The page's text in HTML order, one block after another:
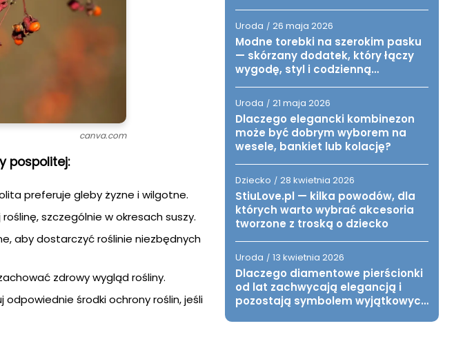
canva.com
pospolitej:
preferuje gleby żyzne i wilgotne.
szczególnie w okresach suszy.
aby dostarczyć roślinie niezbędnych
zdrowy wygląd rośliny.
środki ochrony roślin, jeśli
Uroda / 26 maja 2026
Modne torebki na szerokim pasku
— skórzany dodatek, który łączy
wygodę, styl i codzienną
Uroda / 21 maja 2026
Dlaczego elegancki kombinezon
może być dobrym wyborem na
wesele, bankiet lub kolację?
Dziecko / 28 kwietnia 2026
StiuLove.pl — kilka powodów, dla
których warto wybrać akcesoria
tworzone z troską o dziecko
Uroda / 13 kwietnia 2026
Dlaczego diamentowe pierścionki
od lat zachwycają elegancją i
pozostają symbolem wyjątkowych